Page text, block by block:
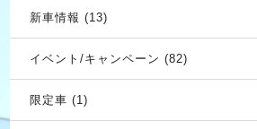
新車情報 (13)
イベント/キャンペーン (82)
限定車 (1)